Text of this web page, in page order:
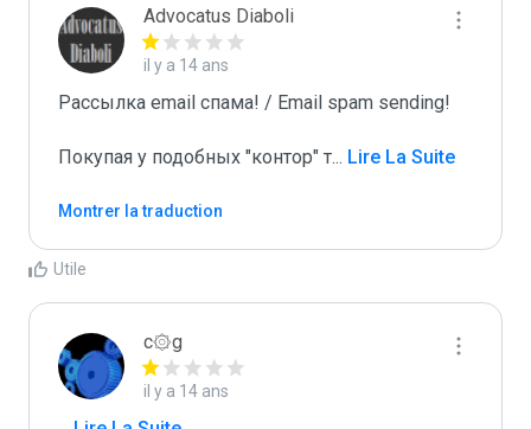
Advocatus Diaboli
il y a 14 ans
Рассылка email спама! / Email spam sending!
Покупая у подобных "контор" т... Lire La Suite
Montrer la traduction
Utile
c۞g
il y a 14 ans